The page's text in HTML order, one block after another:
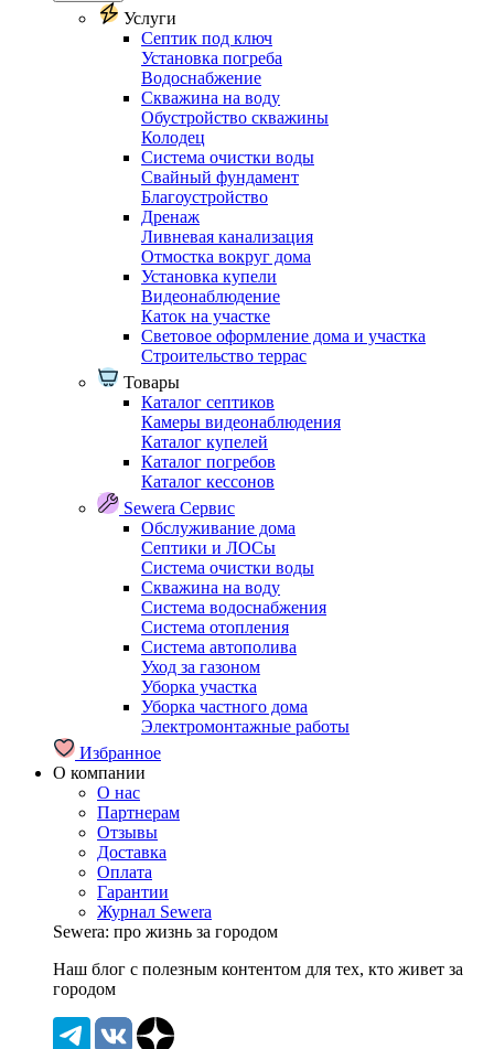
Услуги
Септик под ключ
Установка погреба
Водоснабжение
Скважина на воду
Обустройство скважины
Колодец
Система очистки воды
Свайный фундамент
Благоустройство
Дренаж
Ливневая канализация
Отмостка вокруг дома
Установка купели
Видеонаблюдение
Каток на участке
Световое оформление дома и участка
Строительство террас
Товары
Каталог септиков
Камеры видеонаблюдения
Каталог купелей
Каталог погребов
Каталог кессонов
Sewera Сервис
Обслуживание дома
Септики и ЛОСы
Система очистки воды
Скважина на воду
Система водоснабжения
Система отопления
Система автополива
Уход за газоном
Уборка участка
Уборка частного дома
Электромонтажные работы
Избранное
О компании
О нас
Партнерам
Отзывы
Доставка
Оплата
Гарантии
Журнал Sewera
Sewera: про жизнь за городом
Наш блог c полезным контентом для тех, кто живет за
городом